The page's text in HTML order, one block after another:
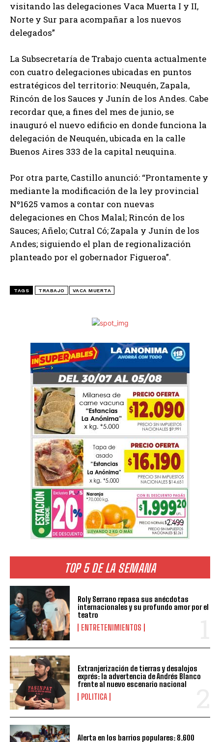
TOP 5 DE LA SEMANA
Roly Serrano repasa sus anécdotas
internacionales y su profundo amor por el
teatro
ENTRETENIMIENTOS
Extranjerización de tierras y desalojos
exprés: la advertencia de Andrés Blanco
frente al nuevo escenario nacional
POLITICA
Alerta en los barrios populares: 8.600
visitando las delegaciones Vaca Muerta I y II,
Norte y Sur para acompañar a los nuevos
delegados”
La Subsecretaría de Trabajo cuenta actualmente
con cuatro delegaciones ubicadas en puntos
estratégicos del territorio: Neuquén, Zapala,
Rincón de los Sauces y Junín de los Andes. Cabe
recordar que, a fines del mes de junio, se
inauguró el nuevo edificio en donde funciona la
delegación de Neuquén, ubicada en la calle
Buenos Aires 333 de la capital neuquina.
Por otra parte, Castillo anunció: “Prontamente y
mediante la modificación de la ley provincial
Nº1625 vamos a contar con nuevas
delegaciones en Chos Malal; Rincón de los
Sauces; Añelo; Cutral Có; Zapala y Junín de los
Andes; siguiendo el plan de regionalización
planteado por el gobernador Figueroa”.
TAGS TRABAJO VACA MUERTA